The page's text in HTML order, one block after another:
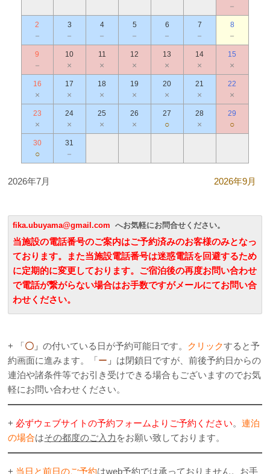
－
2
－
3
－
4
－
5
－
6
－
7
－
8
－
9
－
10
×
11
×
12
×
13
×
14
×
15
×
16
×
17
×
18
×
19
×
20
×
21
×
22
×
23
×
24
×
25
×
26
×
27
○
28
×
29
○
30
○
31
－
2026年7月 2026年9月
fika.ubuyama@gmail.com へお気軽にお問合せください。
当施設の電話番号のご案内はご予約済みのお客様のみとなっ
ております。また当施設電話番号は迷惑電話を回避するため
に定期的に変更しております。ご宿泊後の再度お問い合わせ
で電話が繋がらない場合はお手数ですがメールにてお問い合
わせください。
+ 「〇 」の付いている日が予約可能日です。 クリックすると予
約画面に進みます。「ー 」 は閉鎖日ですが、前後予約日からの
連泊や諸条件等でお引き受けできる場合もございますのでお気
軽にお問い合わせください。
+ 必ずウェブサイトの予約フォームよりご予約ください。連泊
の場合はその都度のご入力 をお願い致しております。
+ 当日と前日のご予約はweb予約では承っておりません。お手